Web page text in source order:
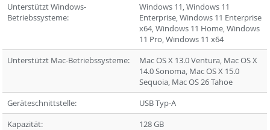
Unterstützt Windows-
Betriebssysteme:
Windows 11, Windows 11
Enterprise, Windows 11 Enterprise
x64, Windows 11 Home, Windows
11 Pro, Windows 11 x64
Unterstützt Mac-Betriebssysteme:
Mac OS X 13.0 Ventura, Mac OS X
14.0 Sonoma, Mac OS X 15.0
Sequoia, Mac OS 26 Tahoe
Geräteschnittstelle:
USB Typ-A
Kapazität:
128 GB